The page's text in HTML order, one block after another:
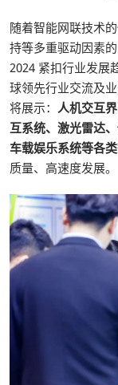
随着智能网联技术
持等多重驱动因素
2024 紧扣行业发展
球领先行业交流及
将展示： 人机交互
互系统、 激光雷达
车载娱乐系统等各
质量、高速度发展。